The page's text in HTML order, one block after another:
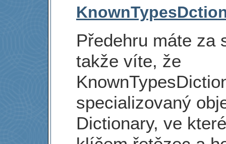
Předehru máte za
takže víte, že
specializovaný
Dictionary, ve